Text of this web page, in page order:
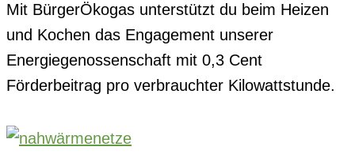
Mit BürgerÖkogas unterstützt du beim Heizen
und Kochen das Engagement unserer
Energiegenossenschaft mit 0,3 Cent
Förderbeitrag pro verbrauchter Kilowattstunde.